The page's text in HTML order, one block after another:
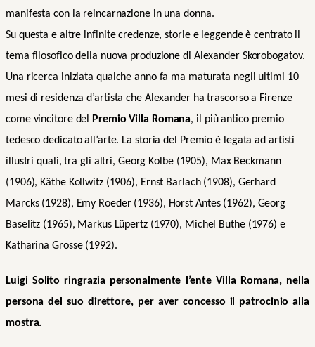
manifesta con la reincarnazione in una donna.
Su questa e altre infinite credenze, storie e leggende è centrato il
tema filosofico della nuova produzione di Alexander Skorobogatov.
Una ricerca iniziata qualche anno fa ma maturata negli ultimi 10
mesi di residenza d’artista che Alexander ha trascorso a Firenze
come vincitore delPremio Villa Romana, il più antico premio
tedesco dedicato all’arte. La storia del Premio è legata ad artisti
illustri quali, tra gli altri, Georg Kolbe (1905), Max Beckmann
(1906), Käthe Kollwitz (1906), Ernst Barlach (1908), Gerhard
Marcks (1928), Emy Roeder (1936), Horst Antes (1962), Georg
Baselitz (1965), Markus Lüpertz (1970), Michel Buthe (1976) e
Katharina Grosse (1992).
Luigi Solito ringrazia personalmente l’ente Villa Romana, nella
persona del suo direttore, per aver concesso il patrocinio alla
mostra.